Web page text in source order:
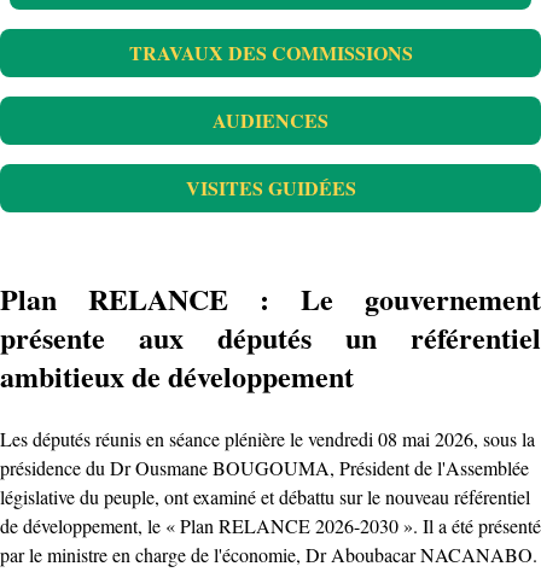
TRAVAUX DES COMMISSIONS
AUDIENCES
VISITES GUIDÉES
Plan RELANCE : Le gouvernement
présente aux députés un référentiel
ambitieux de développement
Les députés réunis en séance plénière le vendredi 08 mai 2026, sous la
présidence du Dr Ousmane BOUGOUMA, Président de l'Assemblée
législative du peuple, ont examiné et débattu sur le nouveau référentiel
de développement, le « Plan RELANCE 2026-2030 ». Il a été présenté
par le ministre en charge de l'économie, Dr Aboubacar NACANABO.